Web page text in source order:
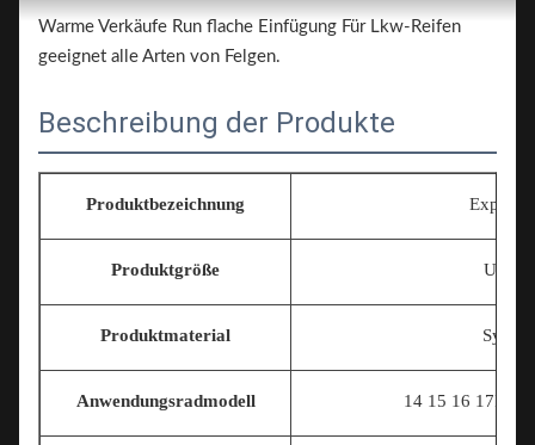
Warme Verkäufe Run flache Einfügung Für Lkw-Reifen
geeignet alle Arten von Felgen.
Beschreibung der Produkte
Produktbezeichnung
Produktgröße
Produktmaterial
Anwendungsradmodell 14 15 16 17Inch